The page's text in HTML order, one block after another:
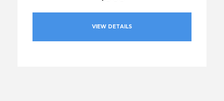
VIEW DETAILS